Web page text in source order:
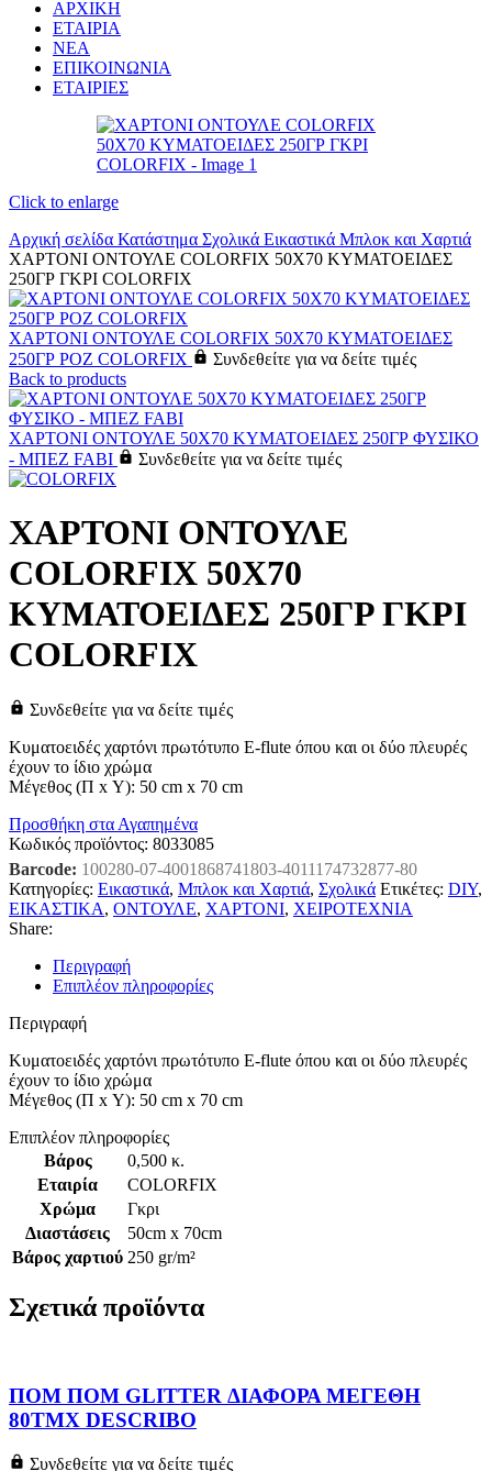
ΑΡΧΙΚΗ
ΕΤΑΙΡΙΑ
ΝΕΑ
ΕΠΙΚΟΙΝΩΝΙΑ
ΕΤΑΙΡΙΕΣ
Click to enlarge
Αρχική σελίδα Κατάστημα Σχολικά Εικαστικά Μπλοκ και Χαρτιά
ΧΑΡΤΟΝΙ ΟΝΤΟΥΛΕ COLORFIX 50Χ70 ΚΥΜΑΤΟΕΙΔΕΣ
250ΓΡ ΓΚΡΙ COLORFIX
ΧΑΡΤΟΝΙ ΟΝΤΟΥΛΕ COLORFIX 50Χ70 ΚΥΜΑΤΟΕΙΔΕΣ
250ΓΡ ΡΟΖ COLORFIX
Συνδεθείτε για να δείτε τιμές
Back to products
ΧΑΡΤΟΝΙ ΟΝΤΟΥΛΕ 50Χ70 ΚΥΜΑΤΟΕΙΔΕΣ 250ΓΡ ΦΥΣΙΚΟ
- ΜΠΕΖ FABI
Συνδεθείτε για να δείτε τιμές
ΧΑΡΤΟΝΙ ΟΝΤΟΥΛΕ
COLORFIX 50Χ70
ΚΥΜΑΤΟΕΙΔΕΣ 250ΓΡ ΓΚΡΙ
COLORFIX
Συνδεθείτε για να δείτε τιμές
Κυματοειδές χαρτόνι πρωτότυπο E-flute όπου και οι δύο πλευρές
έχουν το ίδιο χρώμα
Μέγεθος (Π x Υ): 50 cm x 70 cm
Προσθήκη στα Αγαπημένα
Κωδικός προϊόντος: 8033085
Barcode: 100280-07-4001868741803-4011174732877-80
Κατηγορίες: Εικαστικά, Μπλοκ και Χαρτιά, Σχολικά Ετικέτες: DIY,
ΕΙΚΑΣΤΙΚΑ, ΟΝΤΟΥΛΕ, ΧΑΡΤΟΝΙ, ΧΕΙΡΟΤΕΧΝΙΑ
Share:
Περιγραφή
Επιπλέον πληροφορίες
Περιγραφή
Κυματοειδές χαρτόνι πρωτότυπο E-flute όπου και οι δύο πλευρές
έχουν το ίδιο χρώμα
Μέγεθος (Π x Υ): 50 cm x 70 cm
Επιπλέον πληροφορίες
Βάρος
0,500 κ.
Εταιρία
COLORFIX
Χρώμα
Γκρι
Διαστάσεις
50cm x 70cm
Βάρος χαρτιού 250 gr/m²
Σχετικά προϊόντα
ΠΟΜ ΠΟΜ GLITTER ΔΙΑΦΟΡΑ ΜΕΓΕΘΗ
80TΜΧ DESCRIBO
Συνδεθείτε για να δείτε τιμές